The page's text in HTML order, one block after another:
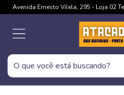
Avenida Ernesto Vilela, 295 - Loja 02